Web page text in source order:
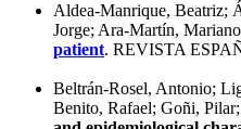
Aldea-Manrique, Beatriz;
Jorge; Ara-Martín,
patient. REVISTA
Beltrán-Rosel, Antonio;
Benito, Rafael; Goñi,